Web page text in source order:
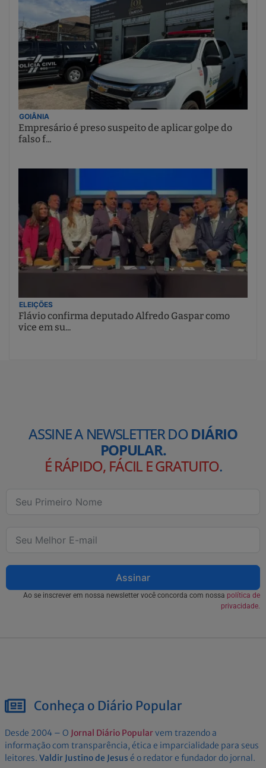
GOIÂNIA
Empresário é preso suspeito de aplicar golpe do
falso f...
ELEIÇÕES
Flávio confirma deputado Alfredo Gaspar como
vice em su...
ASSINE A NEWSLETTER DODIÁRIO
POPULAR.
É RÁPIDO, FÁCIL E GRATUITO.
Assinar
Ao se inscrever em nossa newsletter você concorda com nossa política de
privacidade.
Conheça o Diário Popular
Desde 2004 – O Jornal Diário Popularvem trazendo a
informação com transparência, ética e imparcialidade para seus
leitores. Valdir Justino de Jesus é o redator e fundador do jornal.